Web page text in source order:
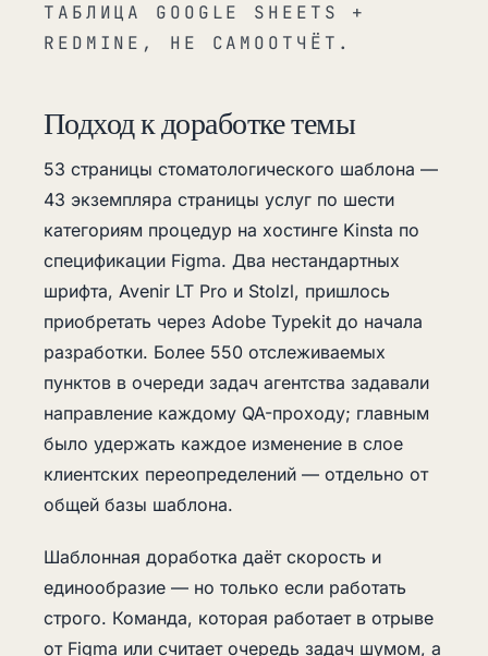
ТАБЛИЦА GOOGLE SHEETS +
REDMINE, НЕ САМООТЧЁТ.
Подход к доработке темы
53 страницы стоматологического шаблона —
43 экземпляра страницы услуг по шести
категориям процедур на хостинге Kinsta по
спецификации Figma. Два нестандартных
шрифта, Avenir LT Pro и Stolzl, пришлось
приобретать через Adobe Typekit до начала
разработки. Более 550 отслеживаемых
пунктов в очереди задач агентства задавали
направление каждому QA-проходу; главным
было удержать каждое изменение в слое
клиентских переопределений — отдельно от
общей базы шаблона.
Шаблонная доработка даёт скорость и
единообразие — но только если работать
строго. Команда, которая работает в отрыве
от Figma или считает очередь задач шумом, а